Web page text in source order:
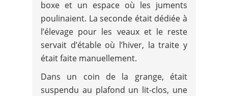
boxe et un espace où les juments
poulinaient. La seconde était dédiée à
l’élevage pour les veaux et le reste
servait d’étable où l’hiver, la traite y
était faite manuellement.
Dans un coin de la grange, était
suspendu au plafond un lit-clos, une